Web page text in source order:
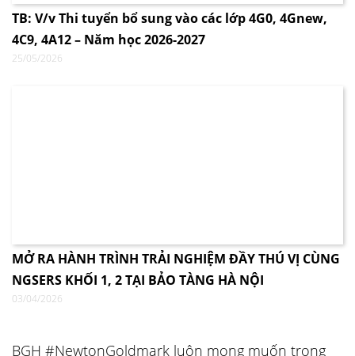
TB: V/v Thi tuyển bổ sung vào các lớp 4G0, 4Gnew,
4C9, 4A12 – Năm học 2026-2027
25/05/2026
MỞ RA HÀNH TRÌNH TRẢI NGHIỆM ĐẦY THÚ VỊ CÙNG
NGSERS KHỐI 1, 2 TẠI BẢO TÀNG HÀ NỘI
03/04/2026
BGH #NewtonGoldmark luôn mong muốn trong